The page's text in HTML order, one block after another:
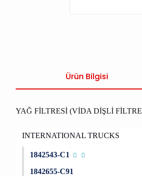
Ürün Bilgisi
YAĞ FİLTRESİ (VİDA DİŞLİ
INTERNATIONAL TRUCKS
1842543-C1
1842655-C91